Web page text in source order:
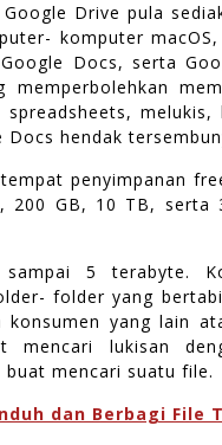
Drive pula
komputer
Docs, serta
hendak
penyimpanan
200 GB, 10 TB, serta
5 terabyte.
folder yang
yang lain
mencari lukisan
mencari suatu file.
dan Berbagi File